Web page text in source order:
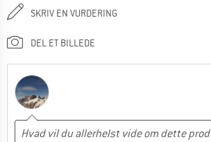
SKRIV EN VURDERING
DEL ET BILLEDE